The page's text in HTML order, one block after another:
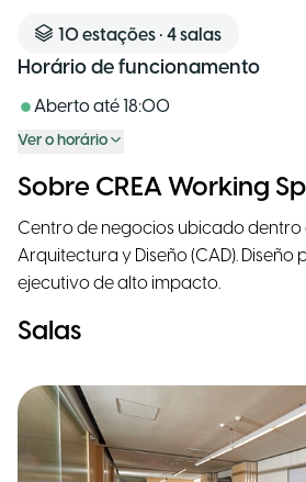
10estações • 4salas
Horário de funcionamento
Aberto até 18:00
Ver o horário
Sobre CREA Working
Centro de negocios ubicado dentro
Arquitectura y Diseño (CAD). Diseño
ejecutivo de alto impacto.
Salas